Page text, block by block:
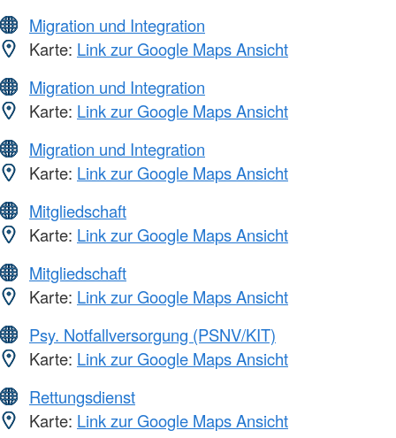
Migration und Integration
Karte: Link zur Google Maps Ansicht
Migration und Integration
Karte: Link zur Google Maps Ansicht
Migration und Integration
Karte: Link zur Google Maps Ansicht
Mitgliedschaft
Karte: Link zur Google Maps Ansicht
Mitgliedschaft
Karte: Link zur Google Maps Ansicht
Psy. Notfallversorgung (PSNV/KIT)
Karte: Link zur Google Maps Ansicht
Rettungsdienst
Karte: Link zur Google Maps Ansicht